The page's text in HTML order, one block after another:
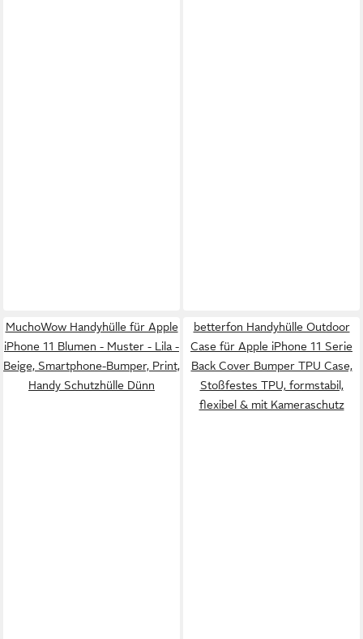
MuchoWow Handyhülle für Apple
iPhone 11 Blumen - Muster - Lila -
Beige, Smartphone-Bumper, Print,
Handy Schutzhülle Dünn
betterfon Handyhülle Outdoor
Case für Apple iPhone 11 Serie
Back Cover Bumper TPU Case,
Stoßfestes TPU, formstabil,
flexibel & mit Kameraschutz